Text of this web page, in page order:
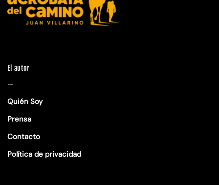
El autor
—
Quién Soy
Prensa
Contacto
Política de privacidad